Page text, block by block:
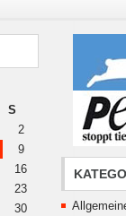
S
2
9
16
23
30